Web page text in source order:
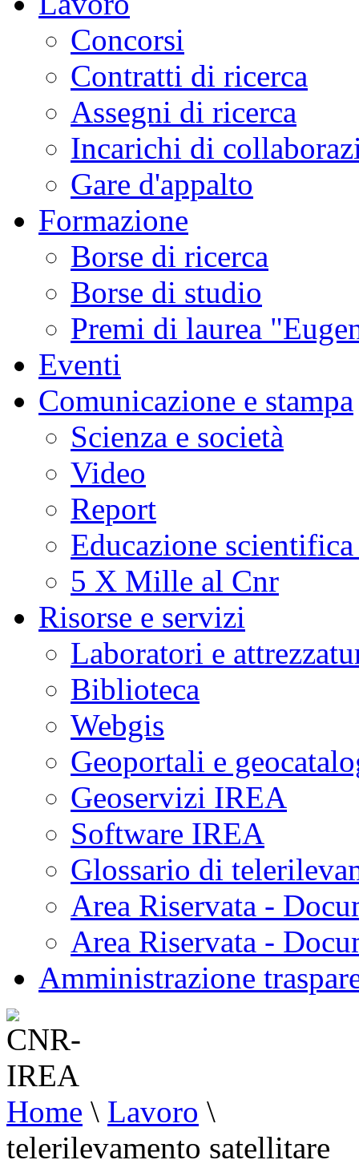
Concorsi
Contratti di ricerca
Assegni di ricerca
Incarichi di
Gare d'appalto
Formazione
Borse di ricerca
Borse di studio
Premi di laurea
Eventi
Comunicazione e stampa
Scienza e società
Video
Report
Educazione
5 X Mille al Cnr
Risorse e servizi
Laboratori e
Biblioteca
Webgis
Geoportali e
Geoservizi IREA
Software IREA
Glossario di
Area Riservata -
Area Riservata -
Amministrazione
Home \ Lavoro \
telerilevamento satellitare